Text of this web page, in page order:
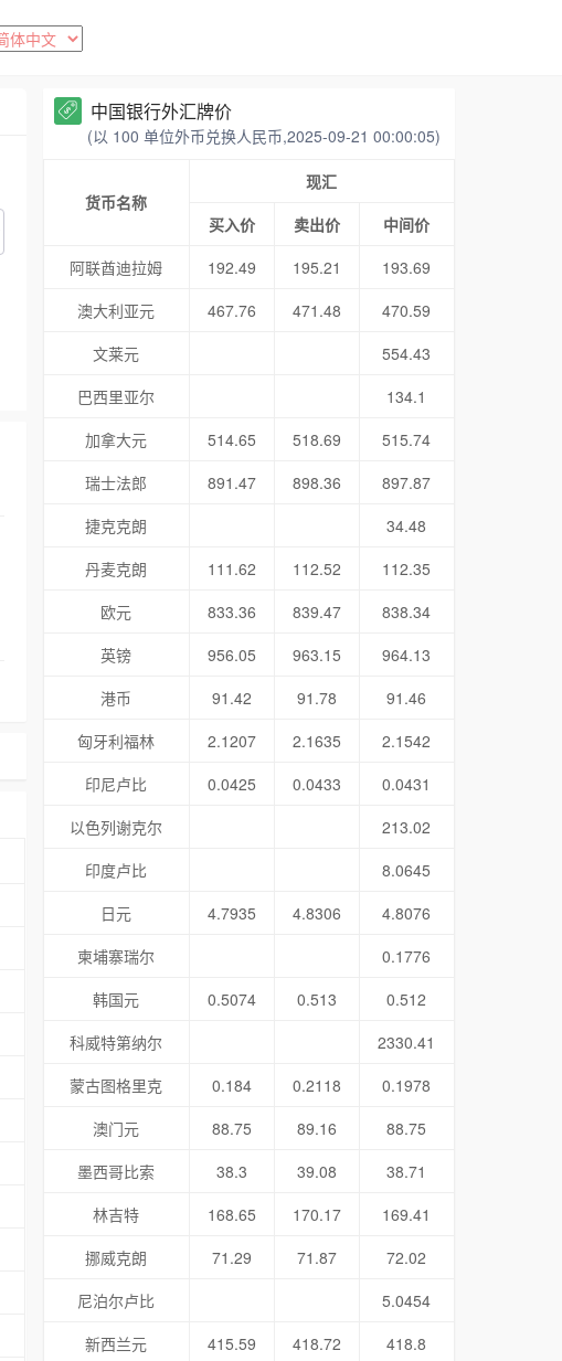
中国银行外汇牌价
(以 100 单位外币兑换人民币,2025-09-21 00:00:05)
货币名称
现汇
买入价
卖出价
中间价
阿联酋迪拉姆
192.49 195.21
193.69
澳大利亚元
467.76 471.48
470.59
文莱元
554.43
巴西里亚尔
134.1
加拿大元
514.65 518.69
515.74
瑞士法郎
891.47 898.36
897.87
捷克克朗
34.48
丹麦克朗
111.62 112.52
112.35
欧元
833.36 839.47
838.34
英镑
956.05 963.15
964.13
港币
91.42 91.78
91.46
匈牙利福林
2.1207 2.1635
2.1542
印尼卢比
0.0425 0.0433
0.0431
以色列谢克尔
213.02
印度卢比
8.0645
日元
4.7935 4.8306
4.8076
柬埔寨瑞尔
0.1776
韩国元
0.5074 0.513
0.512
科威特第纳尔
2330.41
蒙古图格里克
0.184 0.2118
0.1978
澳门元
88.75 89.16
88.75
墨西哥比索
38.3 39.08
38.71
林吉特
168.65 170.17
169.41
挪威克朗
71.29 71.87
72.02
尼泊尔卢比
5.0454
新西兰元
415.59 418.72
418.8